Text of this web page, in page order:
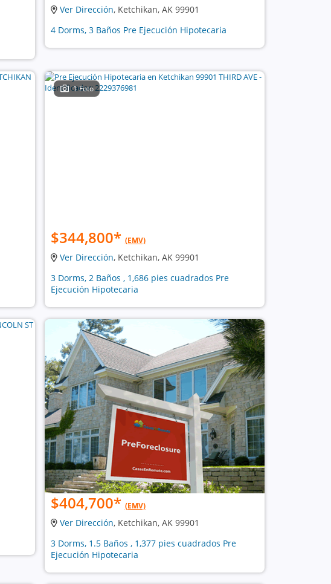
Ver Dirección, Ketchikan, AK 99901
4 Dorms, 3 Baños Pre Ejecución Hipotecaria
1 Foto
$344,800* (EMV)
Ver Dirección, Ketchikan, AK 99901
3 Dorms, 2 Baños , 1,686 pies cuadrados Pre
Ejecución Hipotecaria
$404,700* (EMV)
Ver Dirección, Ketchikan, AK 99901
3 Dorms, 1.5 Baños , 1,377 pies cuadrados Pre
Ejecución Hipotecaria